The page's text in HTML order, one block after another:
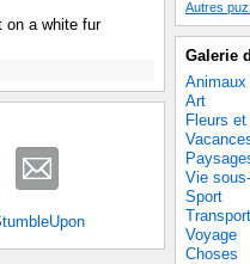
on a white fur
Autres
Galerie
Animaux
Art
Fleurs
Vie
Sport
Transport
Voyage
Choses